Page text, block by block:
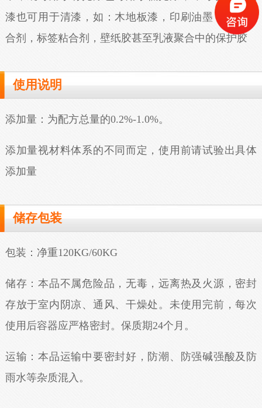
漆也可用于清漆，如：木地板漆，印刷油墨，木器粘
合剂，标签粘合剂，壁纸胶甚至乳液聚合中的保护胶
使用说明
添加量：为配方总量的0.2%-1.0%。
添加量视材料体系的不同而定，使用前请试验出具体
添加量
储存包装
包装：净重120KG/60KG
储存：本品不属危险品，无毒，远离热及火源，密封
存放于室内阴凉、通风、干燥处。未使用完前，每次
使用后容器应严格密封。保质期24个月。
运输：本品运输中要密封好，防潮、防强碱强酸及防
雨水等杂质混入。